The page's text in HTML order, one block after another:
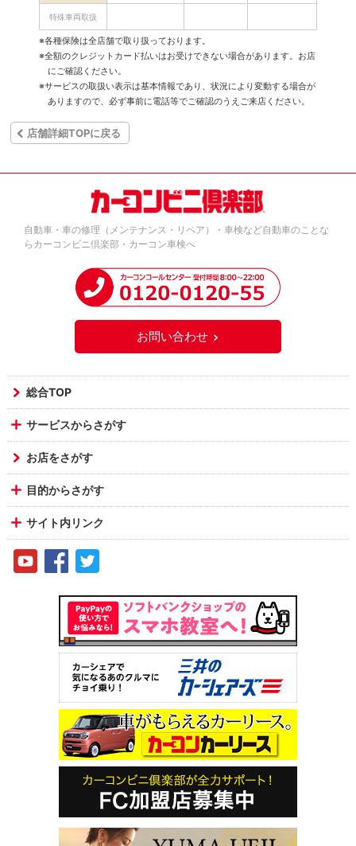
特殊車両取扱
※各種保険は全店舗で取り扱っております。
※全額のクレジットカード払いはお受けできない場合があります。お店
にご確認ください。
※サービスの取扱い表示は基本情報であり、状況により変動する場合が
ありますので、必ず事前に電話等でご確認のうえご来店ください。
店舗詳細TOPに戻る
自動車・車の修理（メンテナンス・リペア）・車検など自動車のことな
らカーコンビニ倶楽部・カーコン車検へ
お問い合わせ
総合TOP
サービスからさがす
お店をさがす
目的からさがす
サイト内リンク